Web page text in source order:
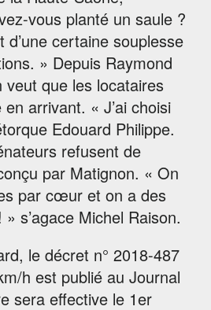
vous planté un saule ?
d’une certaine souplesse
» Depuis Raymond
veut que les locataires
arrivant. « J’ai choisi
Edouard Philippe.
refusent de
par Matignon. « On
par cœur et on a des
s’agace Michel Raison.
le décret n° 2018-487
h est publié au Journal
sera effective le 1er